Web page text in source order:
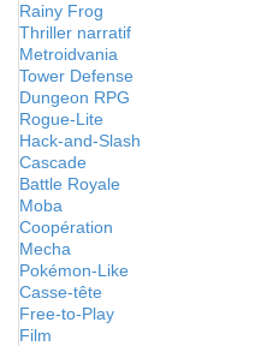
Rainy Frog
Thriller narratif
Metroidvania
Tower Defense
Dungeon RPG
Rogue-Lite
Hack-and-Slash
Cascade
Battle Royale
Moba
Coopération
Mecha
Pokémon-Like
Casse-tête
Free-to-Play
Film